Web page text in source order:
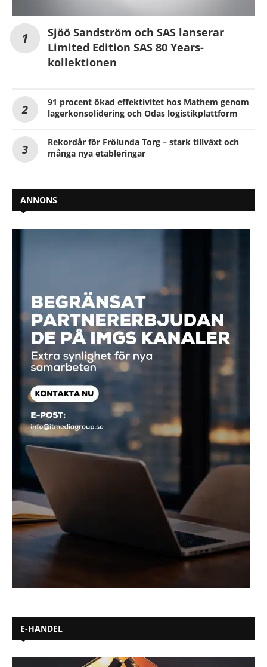
Sjöö Sandström och SAS lanserar
Limited Edition SAS 80 Years-
kollektionen
91 procent ökad effektivitet hos Mathem genom
lagerkonsolidering och Odas logistikplattform
Rekordår för Frölunda Torg – stark tillväxt och
många nya etableringar
ANNONS
E-HANDEL